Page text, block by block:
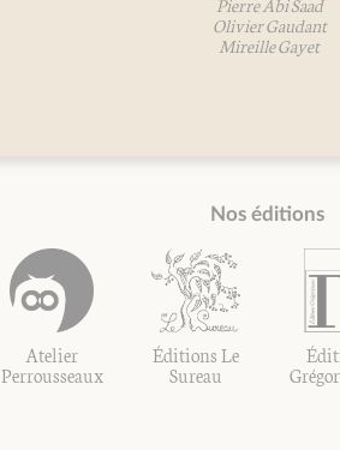
Nos éditions
Atelier
Perrousseaux
Éditions Le
Sureau